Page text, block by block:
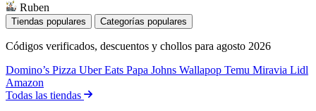
Ruben
Tiendas populares Categorías populares
Códigos verificados, descuentos y chollos para agosto 2026
Domino’s Pizza Uber Eats Papa Johns Wallapop Temu Miravia Lidl
Amazon
Todas las tiendas